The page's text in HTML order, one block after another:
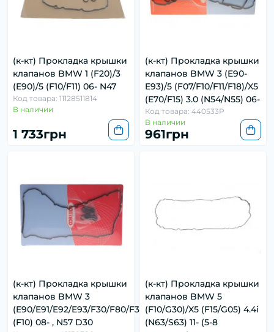
(к-кт) Прокладка крышки
клапанов BMW 1 (F20)/3
(E90)/5 (F10/F11) 06- N47
Код товара: 11128511814
В наличии
1 733грн
(к-кт) Прокладка крышки
клапанов BMW 3 (E90-
E93)/5 (F07/F10/F11/F18)/X5
(E70/F15) 3.0 (N54/N55) 06-
Код товара: 440533P
В наличии
961грн
(к-кт) Прокладка крышки
клапанов BMW 3
(E90/E91/E92/E93/F30/F80/F31)/5
(F10) 08- , N57 D30
(к-кт) Прокладка крышки
клапанов BMW 5
(F10/G30)/X5 (F15/G05) 4.4i
(N63/S63) 11- (5-8